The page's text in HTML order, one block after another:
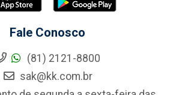
Fale Conosco
(81) 2121-8800
sak@kk.com.br